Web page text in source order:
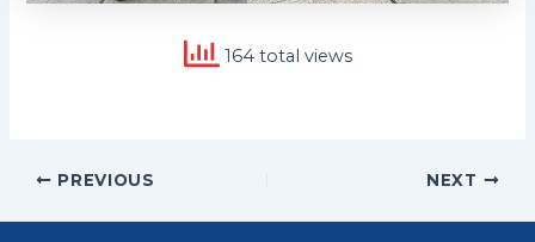
164 total views
Post PREVIOUS NEXT